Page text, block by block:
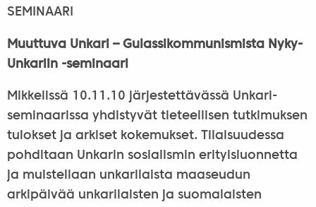
SEMINAARI
Muuttuva Unkari – Gulassikommunismista Nyky-
Unkariin -seminaari
Mikkelissä 10.11.10 järjestettävässä Unkari-
seminaarissa yhdistyvät tieteellisen tutkimuksen
tulokset ja arkiset kokemukset. Tilaisuudessa
pohditaan Unkarin sosialismin erityisluonnetta
ja muistellaan unkarilaista maaseudun
arkipäivää unkarilaisten ja suomalaisten